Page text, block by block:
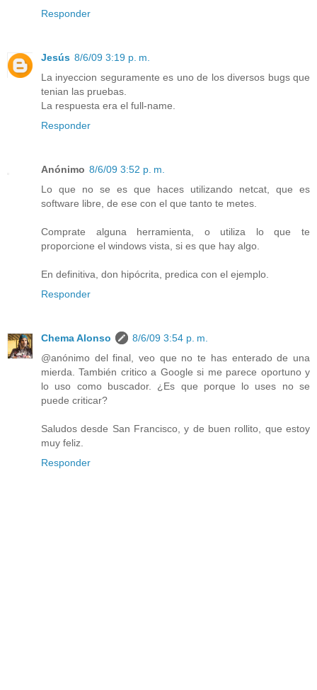
Responder
Jesús 8/6/09 3:19 p. m.
La inyeccion seguramente es uno de los diversos bugs que
tenian las pruebas.
La respuesta era el full-name.
Responder
Anónimo 8/6/09 3:52 p. m.
Lo que no se es que haces utilizando netcat, que es
software libre, de ese con el que tanto te metes.
Comprate alguna herramienta, o utiliza lo que te
proporcione el windows vista, si es que hay algo.
En definitiva, don hipócrita, predica con el ejemplo.
Responder
Chema Alonso
8/6/09 3:54 p. m.
@anónimo del final, veo que no te has enterado de una
mierda. También critico a Google si me parece oportuno y
lo uso como buscador. ¿Es que porque lo uses no se
puede criticar?
Saludos desde San Francisco, y de buen rollito, que estoy
muy feliz.
Responder